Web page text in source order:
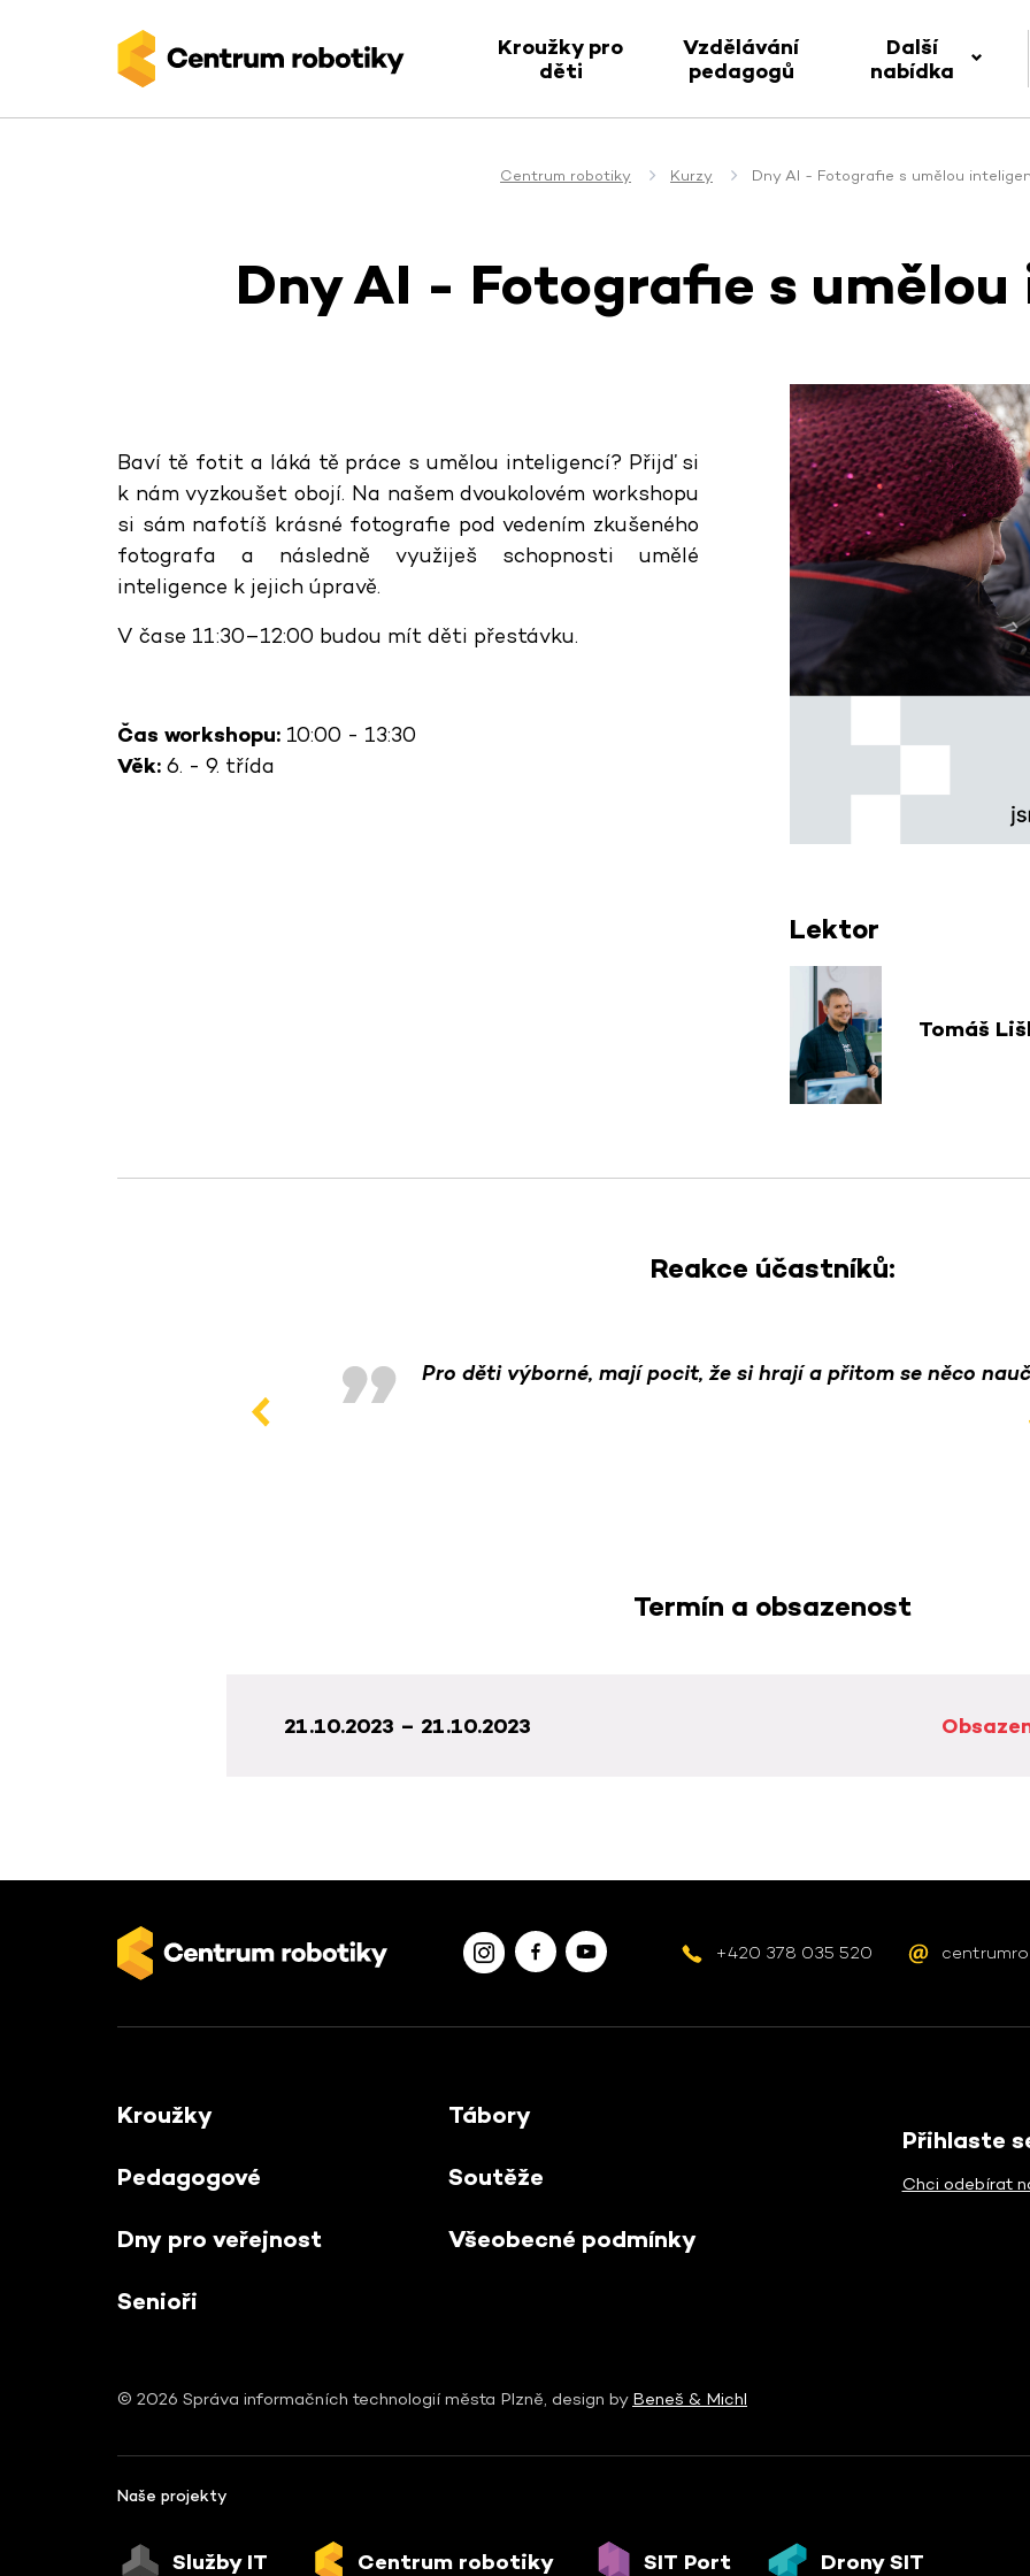
Kroužky pro
děti
Vzdělávání
pedagogů
Další
nabídka
Centrum robotiky Kurzy Dny AI - Fotografie s umělou
Dny AI - Fotografie s
Baví tě fotit a láká tě práce s umělou inteligencí? Přijď si
k nám vyzkoušet obojí. Na našem dvoukolovém workshopu
si sám nafotíš krásné fotografie pod vedením zkušeného
fotografa a následně využiješ schopnosti umělé
inteligence k jejich úpravě.
V čase 11:30–12:00 budou mít děti přestávku.
Čas workshopu: 10:00 - 13:30
Věk: 6. - 9. třída
Lektor
Tomáš
Reakce účastníků:
Pro děti výborné, mají pocit, že si hrají a přitom se něco
Termín a obsazenost
21.10.2023 – 21.10.2023
+420 378 035 520
Přihlaste
Chci odebírat
Kroužky
Pedagogové
Dny pro veřejnost
Senioři
Tábory
Soutěže
Všeobecné podmínky
© 2026 Správa informačních technologií města Plzně, design by Beneš & Michl
Naše projekty
Služby IT Centrum robotiky SIT Port Drony SIT